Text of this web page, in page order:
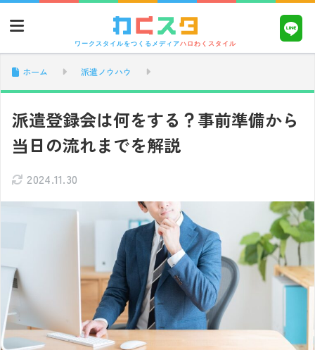
ワークスタイルをつくるメディアハロわくスタイル
ホーム 派遣ノウハウ
派遣登録会は何をする？事前準備から
当日の流れまでを解説
2024.11.30